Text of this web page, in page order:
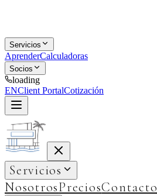
Servicios
AprenderCalculadoras
Socios
loading
ENClient PortalCotización
Servicios
NosotrosPreciosContacto